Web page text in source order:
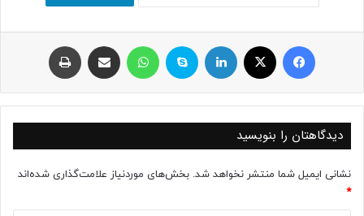
فیسبوک ایکس لینکداین اسکایپ واتس آپ اشتراک با ایمیل
دیدگاهتان را بنویسید
نشانی ایمیل شما منتشر نخواهد شد. بخش‌های موردنیاز علامت‌گذاری شده‌اند
*